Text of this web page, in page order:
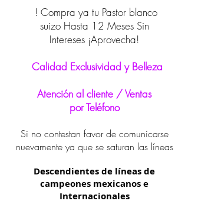
! Compra ya tu Pastor blanco
suizo Hasta 12 Meses Sin
Intereses ¡Aprovecha!
Calidad Exclusividad y Belleza
Atención al cliente / Ventas
por Teléfono
Si no contestan favor de comunicarse
nuevamente ya que se saturan las líneas
Descendientes de líneas de
campeones mexicanos e
Internacionales